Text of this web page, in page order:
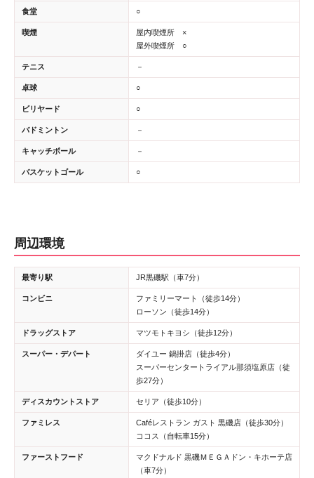
食堂 ○
喫煙
屋内喫煙所 ×
屋外喫煙所 ○
テニス －
卓球 ○
ビリヤード ○
バドミントン －
キャッチボール －
バスケットゴール ○
周辺環境
最寄り駅 JR黒磯駅（車7分）
コンビニ
ファミリーマート（徒歩14分）
ローソン（徒歩14分）
ドラッグストア マツモトキヨシ（徒歩12分）
スーパー・デパート
ダイユー 鍋掛店（徒歩4分）
スーパーセンタートライアル那須塩原店（徒
歩27分）
ディスカウントストア セリア（徒歩10分）
ファミレス
Caféレストラン ガスト 黒磯店（徒歩30分）
ココス（自転車15分）
ファーストフード
マクドナルド 黒磯ＭＥＧＡドン・キホーテ店
（車7分）